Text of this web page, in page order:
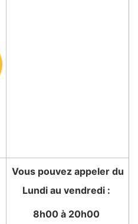
Vous pouvez appeler du
Lundi au vendredi :
8h00 à 20h00